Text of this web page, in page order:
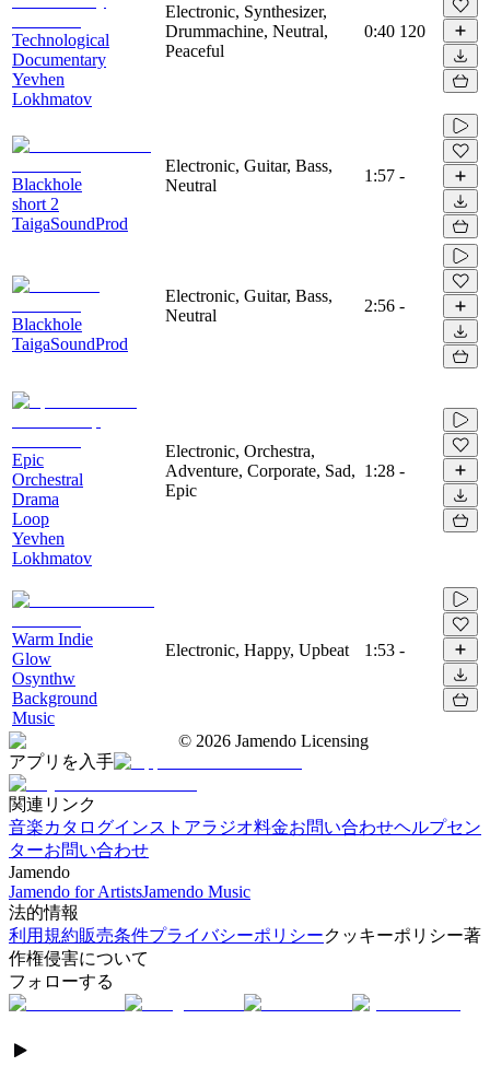
Technological
Documentary
Yevhen
Lokhmatov
Electronic, Synthesizer,
Drummachine, Neutral,
Peaceful
0:40 120
Blackhole
short 2
TaigaSoundProd
Electronic, Guitar, Bass,
Neutral
1:57 -
Blackhole
TaigaSoundProd
Electronic, Guitar, Bass,
Neutral
2:56 -
Epic
Orchestral
Drama
Loop
Yevhen
Lokhmatov
Electronic, Orchestra,
Adventure, Corporate, Sad,
Epic
1:28 -
Warm Indie
Glow
Osynthw
Background
Music
Electronic, Happy, Upbeat 1:53 -
© 2026 Jamendo Licensing
アプリを入手
関連リンク
音楽カタログインストアラジオ料金お問い合わせヘルプセン
ターお問い合わせ
Jamendo
Jamendo for ArtistsJamendo Music
法的情報
利用規約販売条件プライバシーポリシークッキーポリシー著
作権侵害について
フォローする